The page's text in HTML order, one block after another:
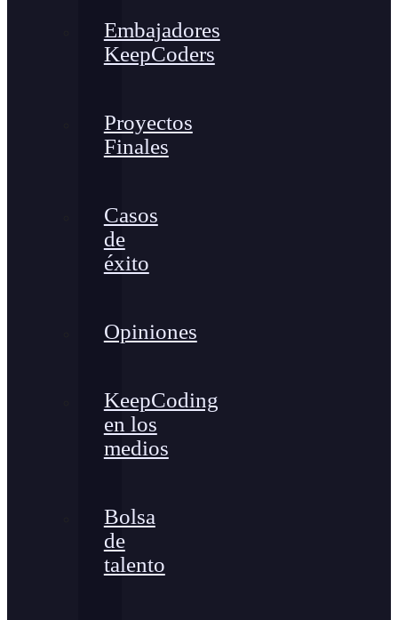
Embajadores
KeepCoders
Proyectos
Finales
Casos
de
éxito
Opiniones
KeepCoding
en los
medios
Bolsa
de
talento